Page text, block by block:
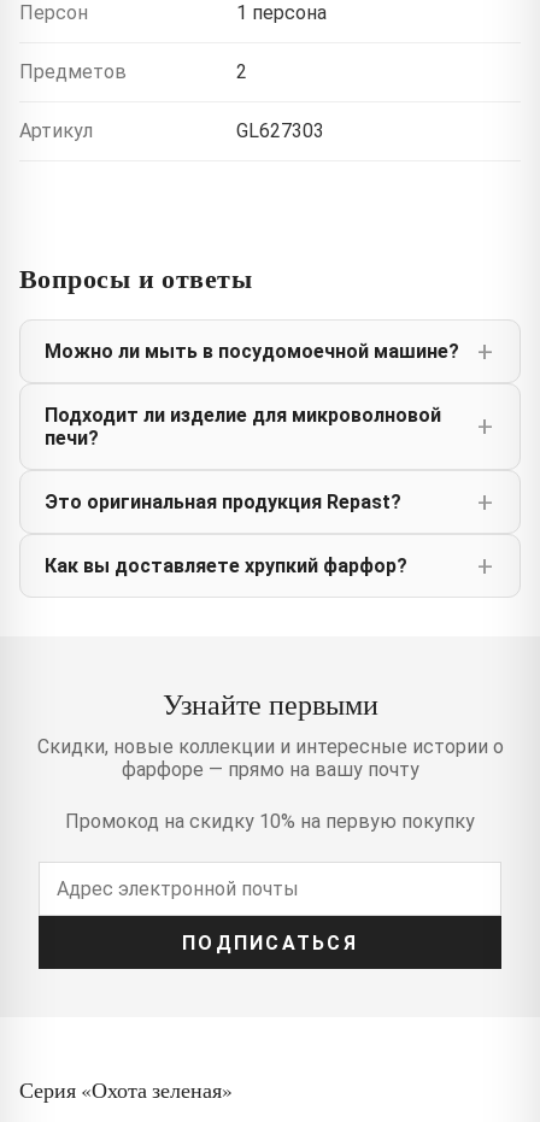
Персон 1 персона
Предметов 2
Артикул GL627303
Вопросы и ответы
Можно ли мыть в посудомоечной машине?
Подходит ли изделие для микроволновой
печи?
Это оригинальная продукция Repast?
Как вы доставляете хрупкий фарфор?
Узнайте первыми
Скидки, новые коллекции и интересные истории о
фарфоре — прямо на вашу почту
Промокод на скидку 10% на первую покупку
ПОДПИСАТЬСЯ
Серия «Охота зеленая»